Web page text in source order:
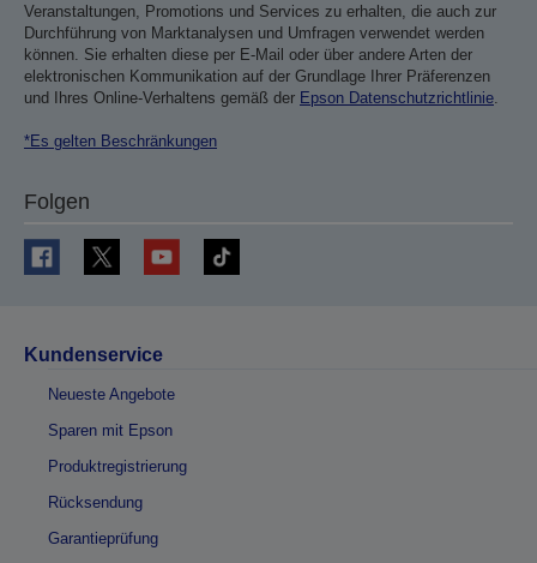
Veranstaltungen, Promotions und Services zu erhalten, die auch zur
Durchführung von Marktanalysen und Umfragen verwendet werden
können. Sie erhalten diese per E-Mail oder über andere Arten der
elektronischen Kommunikation auf der Grundlage Ihrer Präferenzen
und Ihres Online-Verhaltens gemäß der Epson Datenschutzrichtlinie
*Es gelten Beschränkungen
Folgen
Kundenservice
Neueste Angebote
Sparen mit Epson
Produktregistrierung
Rücksendung
Garantieprüfung